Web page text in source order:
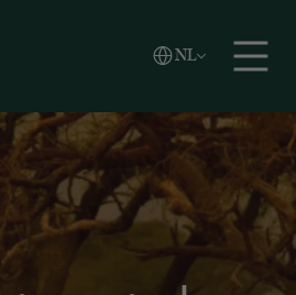
Zoeken
NL
Vlaams
English